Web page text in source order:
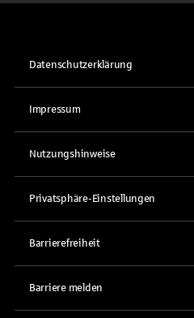
Datenschutzerklärung
Impressum
Nutzungshinweise
Privatsphäre-Einstellungen
Barrierefreiheit
Barriere melden